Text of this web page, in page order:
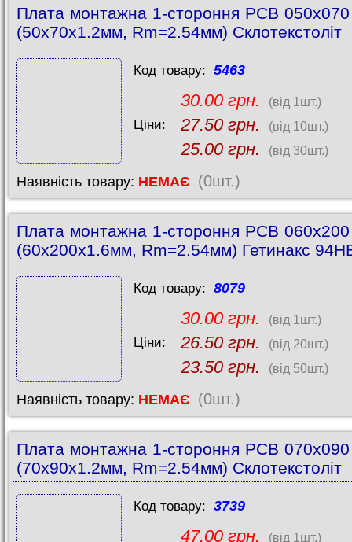
Плата монтажна 1-стороння PCB
(50x70x1.2мм, Rm=2.54мм) Склотекстоліт
Код товару: 5463
Ціни:
30.00 грн. (від 1шт.)
27.50 грн. (від 10шт.)
25.00 грн. (від 30шт.)
Наявність товару: НЕМАЄ (0шт.)
Плата монтажна 1-стороння PCB
(60x200х1.6мм, Rm=2.54мм) Гетинакс
Код товару: 8079
Ціни:
30.00 грн. (від 1шт.)
26.50 грн. (від 20шт.)
23.50 грн. (від 50шт.)
Наявність товару: НЕМАЄ (0шт.)
Плата монтажна 1-стороння PCB
(70x90x1.2мм, Rm=2.54мм) Склотекстоліт
Код товару: 3739
47.00 грн. (від 1шт.)